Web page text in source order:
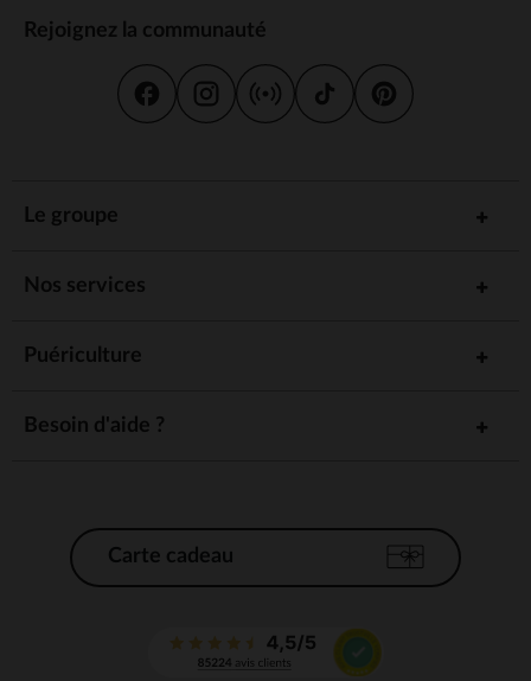
Rejoignez la communauté
Le groupe
Nos services
Puériculture
Besoin d'aide ?
Carte cadeau